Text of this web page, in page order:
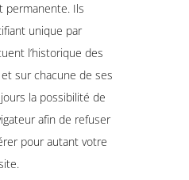
permanente. Ils
unique par
l’historique des
sur chacune de ses
la possibilité de
afin de refuser
pour autant votre